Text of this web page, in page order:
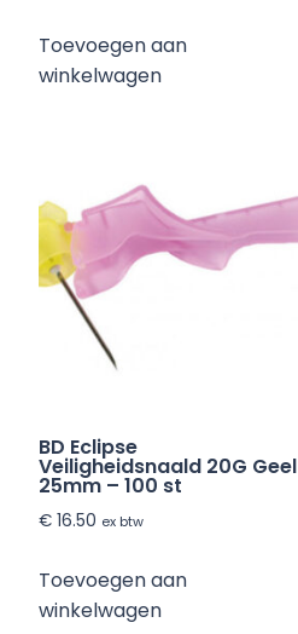
Toevoegen aan
winkelwagen
BD Eclipse
Veiligheidsnaald 20G Geel
25mm – 100 st
€16.50 ex btw
Toevoegen aan
winkelwagen